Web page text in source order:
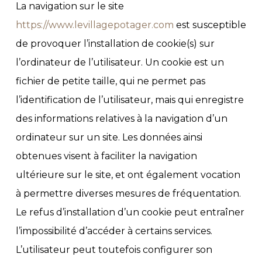
La navigation sur le site
https://www.levillagepotager.com est susceptible
de provoquer l’installation de cookie(s) sur
l’ordinateur de l’utilisateur. Un cookie est un
fichier de petite taille, qui ne permet pas
l’identification de l’utilisateur, mais qui enregistre
des informations relatives à la navigation d’un
ordinateur sur un site. Les données ainsi
obtenues visent à faciliter la navigation
ultérieure sur le site, et ont également vocation
à permettre diverses mesures de fréquentation.
Le refus d’installation d’un cookie peut entraîner
l’impossibilité d’accéder à certains services.
L’utilisateur peut toutefois configurer son